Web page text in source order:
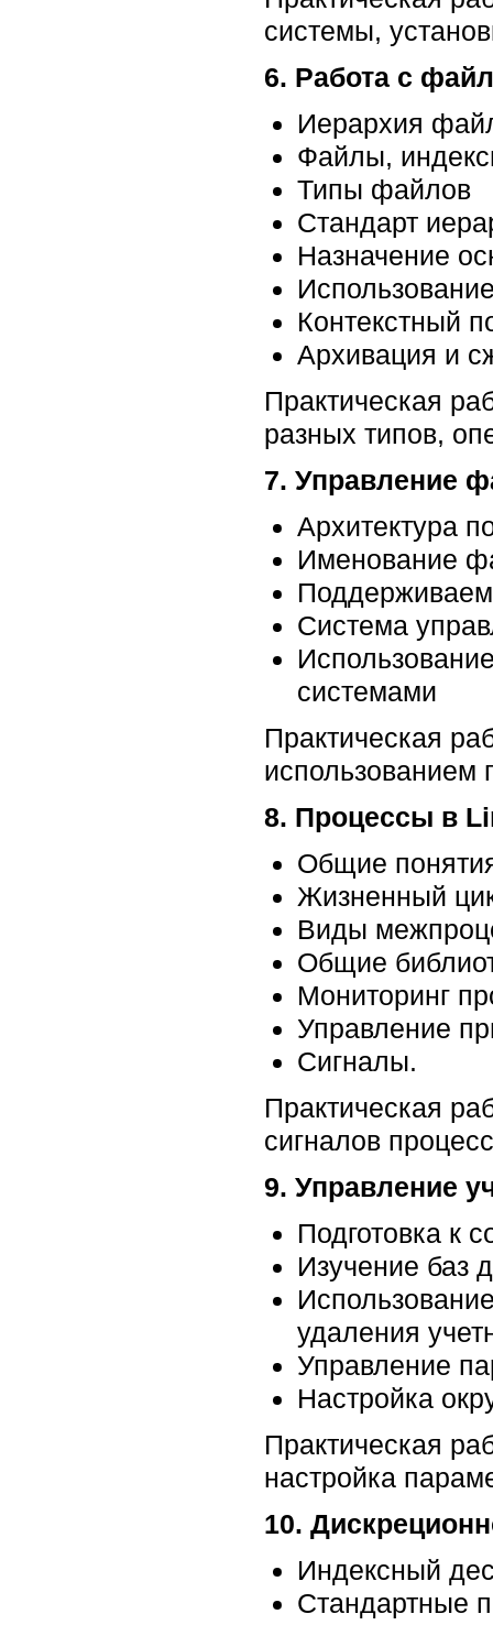
системы,
6. Работа с
Иерархия
Файлы,
Типы файлов
Стандарт
Назначение
Контекстный
Архивация и
Практическая
разных типов,
7. Управление
Архитектура
Именование
Система
системами
Практическая
использованием
8. Процессы в
Общие
Жизненный
Виды
Общие
Мониторинг
Управление
Сигналы.
Практическая
сигналов
9. Управление
Подготовка к
Изучение баз
удаления
Управление
Настройка
Практическая
настройка
10.
Индексный
Стандартные